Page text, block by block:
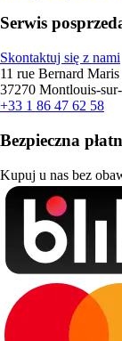
Serwis
Skontaktuj się z nami
11 rue Bernard Maris
37270 Montlouis-
+33 1 86 47 62 58
Bezpieczna
Kupuj u nas bez